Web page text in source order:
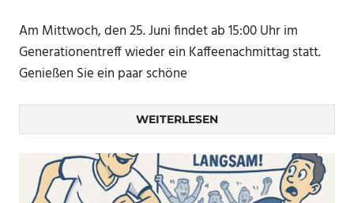
Am Mittwoch, den 25. Juni findet ab 15:00 Uhr im
Generationentreff wieder ein Kaffeenachmittag statt.
Genießen Sie ein paar schöne
WEITERLESEN